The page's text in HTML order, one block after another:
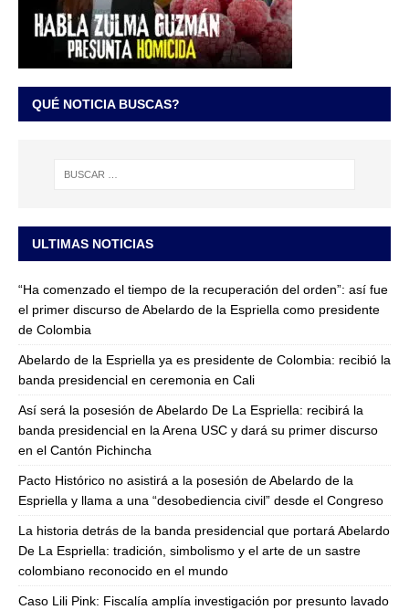
QUÉ NOTICIA BUSCAS?
ULTIMAS NOTICIAS
“Ha comenzado el tiempo de la recuperación del orden”: así fue
el primer discurso de Abelardo de la Espriella como presidente
de Colombia
Abelardo de la Espriella ya es presidente de Colombia: recibió la
banda presidencial en ceremonia en Cali
Así será la posesión de Abelardo De La Espriella: recibirá la
banda presidencial en la Arena USC y dará su primer discurso
en el Cantón Pichincha
Pacto Histórico no asistirá a la posesión de Abelardo de la
Espriella y llama a una “desobediencia civil” desde el Congreso
La historia detrás de la banda presidencial que portará Abelardo
De La Espriella: tradición, simbolismo y el arte de un sastre
colombiano reconocido en el mundo
Caso Lili Pink: Fiscalía amplía investigación por presunto lavado